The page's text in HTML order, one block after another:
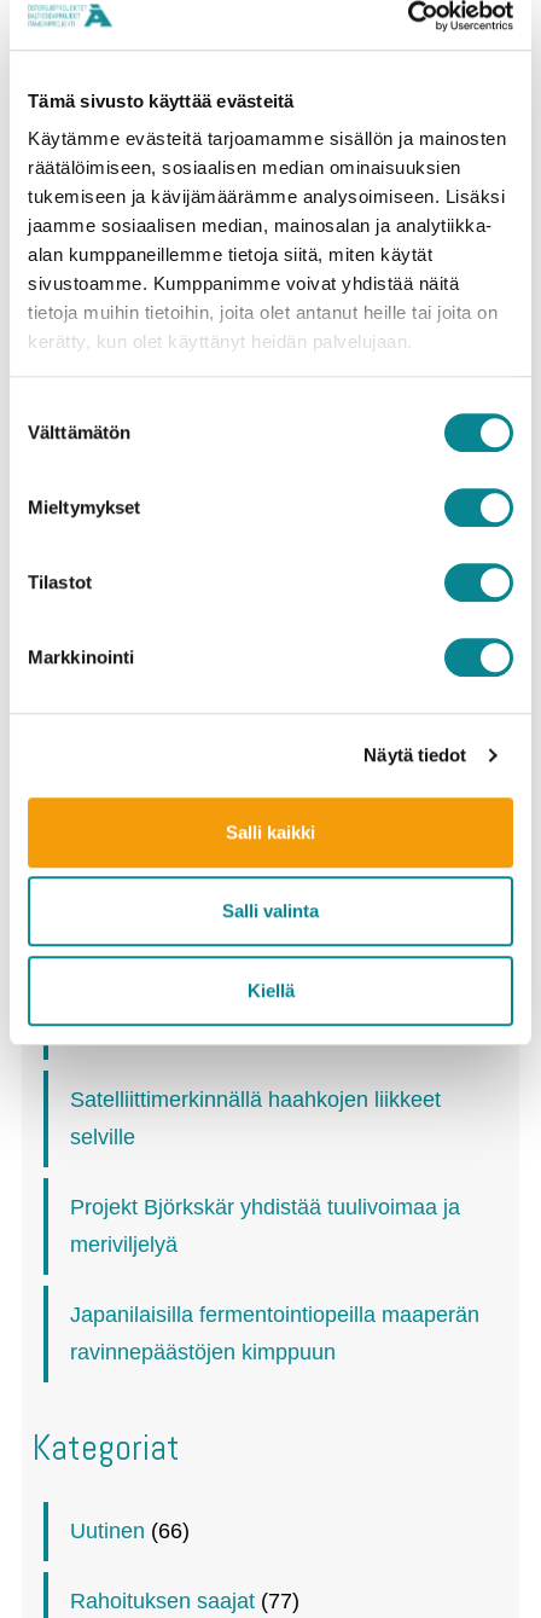
Tämä sivusto käyttää evästeitä
Käytämme evästeitä tarjoamamme sisällön ja mainosten
räätälöimiseen, sosiaalisen median ominaisuuksien
tukemiseen ja kävijämäärämme analysoimiseen. Lisäksi
jaamme sosiaalisen median, mainosalan ja analytiikka-
alan kumppaneillemme tietoja siitä, miten käytät
sivustoamme. Kumppanimme voivat yhdistää näitä
tietoja muihin tietoihin, joita olet antanut heille tai joita on
kerätty, kun olet käyttänyt heidän palvelujaan.
valinta
Välttämätön
Mieltymykset
Tilastot
Markkinointi
Näytä tiedot
Salli kaikki
Salli valinta
Kiellä
koululaisille liittyen Itämereen.
4. Oletko tutustunut Itämeriprojektin tämän
vuoden muihin rahoituksen saaneisiin
hankkeisiin? Lähetä terveisiä
suosikkiprojektillesi!
Nemo Sea farms on hyvin mielenkiintoinen hanke.
Seuraan innolla sen tuloksia.
Viimeisimmät
Ålandsbankenin Itämeriprojekti jakaa 600
000 euroa – keskiössä biohajoavat
materiaaliratkaisut ja kalakantojen suojelu
Biogeeli öljyvahinkojen torjuntaan
Satelliittimerkinnällä haahkojen liikkeet
selville
Projekt Björkskär yhdistää tuulivoimaa ja
meriviljelyä
Japanilaisilla fermentointiopeilla maaperän
ravinnepäästöjen kimppuun
Kategoriat
Uutinen (66)
Rahoituksen saajat (77)